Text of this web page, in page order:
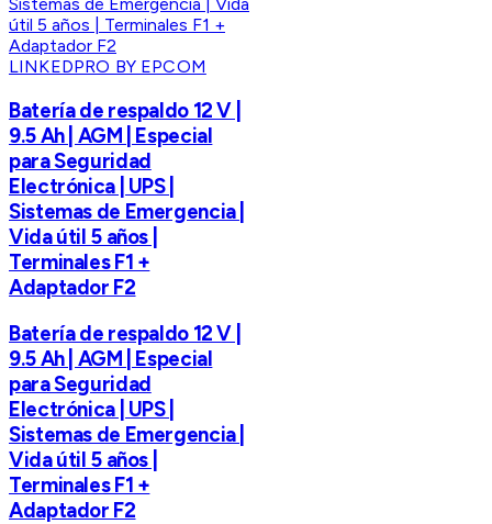
LINKEDPRO BY EPCOM
Batería de respaldo 12 V |
9.5 Ah | AGM | Especial
para Seguridad
Electrónica | UPS |
Sistemas de Emergencia |
Vida útil 5 años |
Terminales F1 +
Adaptador F2
Batería de respaldo 12 V |
9.5 Ah | AGM | Especial
para Seguridad
Electrónica | UPS |
Sistemas de Emergencia |
Vida útil 5 años |
Terminales F1 +
Adaptador F2